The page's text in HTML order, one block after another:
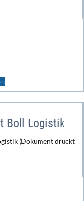
Boll Logistik
(Dokument druckt